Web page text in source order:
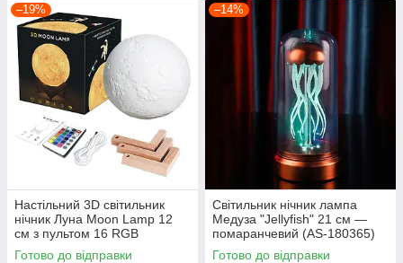
–19%
Настільний 3D світильник
нічник Луна Moon Lamp 12
см з пультом 16 RGB
кольорів (AS-172031)
Готово до відправки
–14%
Світильник нічник лампа
Медуза "Jellyfish" 21 см —
помаранчевий (AS-180365)
Готово до відправки